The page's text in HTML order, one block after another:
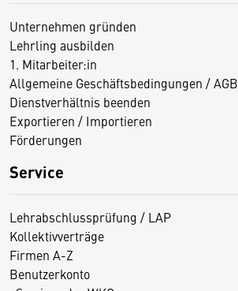
Unternehmen gründen
Lehrling ausbilden
1. Mitarbeiter:in
Allgemeine Geschäftsbedingungen / AGB
Dienstverhältnis beenden
Exportieren / Importieren
Förderungen
Service
Lehrabschlussprüfung / LAP
Kollektivverträge
Firmen A-Z
Benutzerkonto